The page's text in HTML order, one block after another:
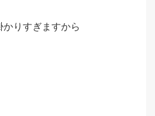
かりすぎますから